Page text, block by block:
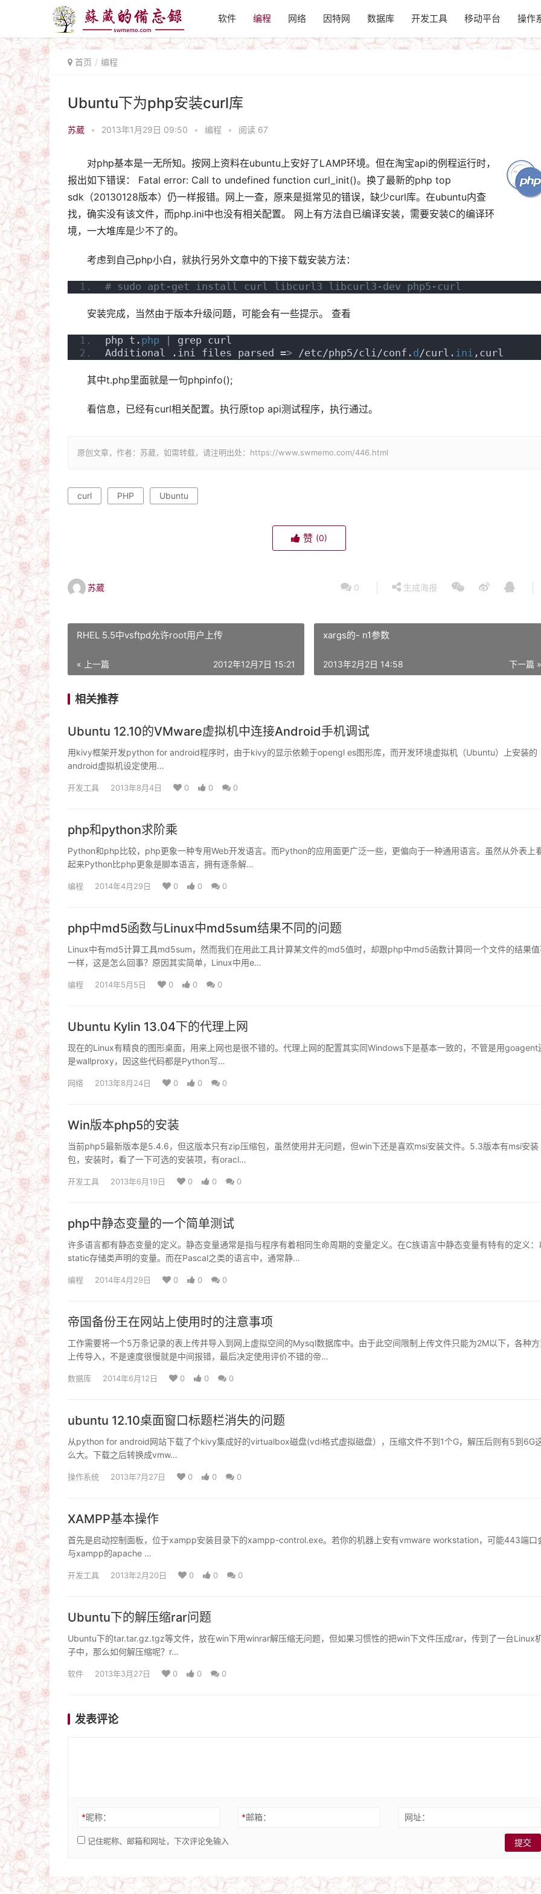
软件 编程 网络 因特网 数据库 开发工具 移动平台 操作
首页 编程
Ubuntu下为php安装curl库
苏葳 • 2013年1月29日 09:50 • 编程 • 阅读 67
对php基本是一无所知。按网上资料在ubuntu上安好了LAMP环境。但在淘宝api的例程运行时，
报出如下错误： Fatal error: Call to undefined function curl_init()。换了最新的php top
sdk（20130128版本）仍一样报错。网上一查，原来是挺常见的错误，缺少curl库。在ubuntu内查
找，确实没有该文件，而php.ini中也没有相关配置。 网上有方法自已编译安装，需要安装C的编译环
境，一大堆库是少不了的。
考虑到自己php小白，就执行另外文章中的下接下载安装方法：
# sudo apt-get install curl libcurl3 libcurl3-dev php5-curl
安装完成，当然由于版本升级问题，可能会有一些提示。 查看
php t. php
grep curl
Additional .ini files parsed => /etc/php5/cli/conf. d /curl. ini ,curl
其中t.php里面就是一句phpinfo();
看信息，已经有curl相关配置。执行原top api测试程序，执行通过。
原创文章，作者：苏葳，如需转载，请注明出处：https://www.swmemo.com/446.html
curl PHP Ubuntu
赞 (0)
苏葳 0 生成海报
RHEL 5.5中vsftpd允许root用户上传
« 上一篇 2012年12月7日 15:21
xargs的- n1参数
下一篇 »
2013年2月2日 14:58
相关推荐
Ubuntu 12.10的VMware虚拟机中连接Android手机调试
用kivy框架开发python for android程序时，由于kivy的显示依赖于opengl es图形库，而开发环境虚拟机（Ubuntu）上安装的
android虚拟机设定使用…
开发工具 2013年8月4日 0 0 0
php和python求阶乘
Python和php比较，php更象一种专用Web开发语言。而Python的应用面更广泛一些，更偏向于一种通用语言。虽然从外表上
起来Python比php更象是脚本语言，拥有逐条解…
编程 2014年4月29日 0 0 0
php中md5函数与Linux中md5sum结果不同的问题
Linux中有md5计算工具md5sum，然而我们在用此工具计算某文件的md5值时，却跟php中md5函数计算同一个文件的结果
一样，这是怎么回事？原因其实简单，Linux中用e…
编程 2014年5月5日 0 0 0
Ubuntu Kylin 13.04下的代理上网
现在的Linux有精良的图形桌面，用来上网也是很不错的。代理上网的配置其实同Windows下是基本一致的，不管是用goagent
是wallproxy，因这些代码都是Python写…
网络 2013年8月24日 0 0 0
Win版本php5的安装
当前php5最新版本是5.4.6，但这版本只有zip压缩包，虽然使用并无问题，但win下还是喜欢msi安装文件。5.3版本有msi安装
包，安装时，看了一下可选的安装项，有oracl…
开发工具 2013年6月19日 0 0 0
php中静态变量的一个简单测试
许多语言都有静态变量的定义。静态变量通常是指与程序有着相同生命周期的变量定义。在C族语言中静态变量有特有的定义：
static存储类声明的变量。而在Pascal之类的语言中，通常静…
编程 2014年4月29日 0 0 0
帝国备份王在网站上使用时的注意事项
工作需要将一个5万条记录的表上传并导入到网上虚拟空间的Mysql数据库中。由于此空间限制上传文件只能为2M以下，各种
上传导入，不是速度很慢就是中间报错，最后决定使用评价不错的帝…
数据库 2014年6月12日 0 0 0
ubuntu 12.10桌面窗口标题栏消失的问题
从python for android网站下载了个kivy集成好的virtualbox磁盘(vdi格式虚拟磁盘），压缩文件不到1个G，解压后则有5到6G
么大。下载之后转换成vmw…
操作系统 2013年7月27日 0 0 0
XAMPP基本操作
首先是启动控制面板，位于xampp安装目录下的xampp-control.exe。若你的机器上安有vmware workstation，可能443端口
与xampp的apache …
开发工具 2013年2月20日 0 0 0
Ubuntu下的解压缩rar问题
Ubuntu下的tar.tar.gz.tgz等文件，放在win下用winrar解压缩无问题，但如果习惯性的把win下文件压成rar，传到了一台Linux
子中，那么如何解压缩呢？r…
软件 2013年3月27日 0 0 0
发表评论
*昵称： *邮箱： 网址：
记住昵称、邮箱和网址，下次评论免输入